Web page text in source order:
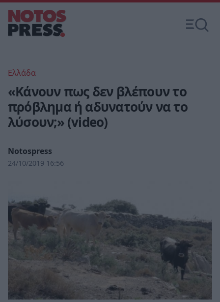
Ελλάδα
«Κάνουν πως δεν βλέπουν το
πρόβλημα ή αδυνατούν να το
λύσουν;» (video)
Notospress
24/10/2019 16:56